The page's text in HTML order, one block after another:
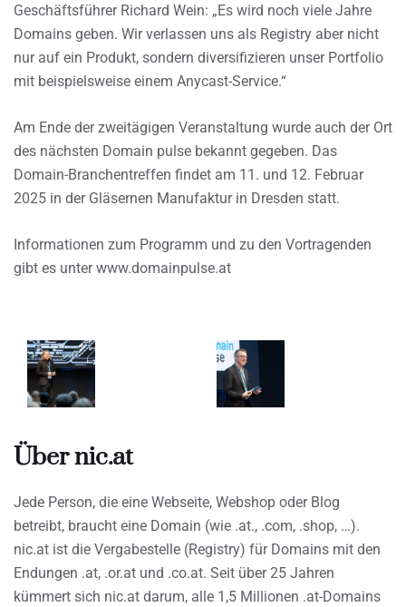
Geschäftsführer Richard Wein: „Es wird noch viele Jahre
Domains geben. Wir verlassen uns als Registry aber nicht
nur auf ein Produkt, sondern diversifizieren unser Portfolio
mit beispielsweise einem Anycast-Service.“
Am Ende der zweitägigen Veranstaltung wurde auch der Ort
des nächsten Domain pulse bekannt gegeben. Das
Domain-Branchentreffen findet am 11. und 12. Februar
2025 in der Gläsernen Manufaktur in Dresden statt.
Informationen zum Programm und zu den Vortragenden
gibt es unter www.domainpulse.at
Über nic.at
Jede Person, die eine Webseite, Webshop oder Blog
betreibt, braucht eine Domain (wie .at., .com, .shop, …).
nic.at ist die Vergabestelle (Registry) für Domains mit den
Endungen .at, .or.at und .co.at. Seit über 25 Jahren
kümmert sich nic.at darum, alle 1,5 Millionen .at-Domains